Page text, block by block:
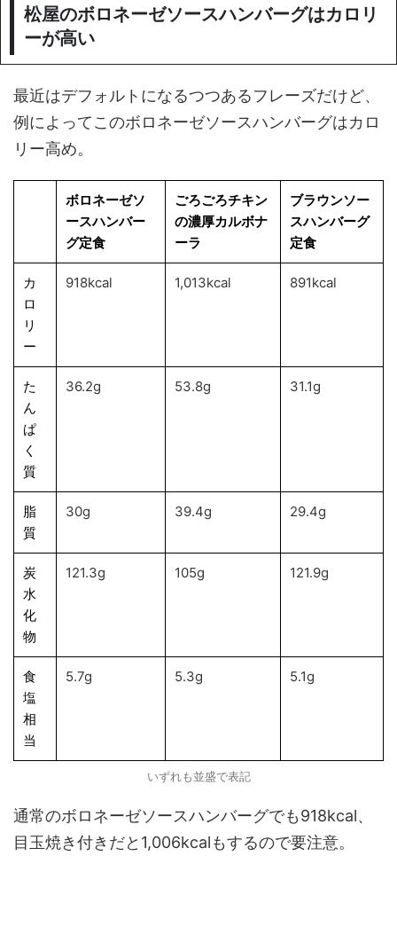
松屋のボロネーゼソースハンバーグはカロリ
ーが高い
最近はデフォルトになるつつあるフレーズだけど、
例によってこのボロネーゼソースハンバーグはカロ
リー高め。
ボロネーゼソ
ースハンバー
グ定食
ごろごろチキン
の濃厚カルボナ
ーラ
ブラウンソー
スハンバーグ
定食
カ
ロ
リ
ー
918kcal 1,013kcal 891kcal
た
ん
ぱ
く
質
36.2g 53.8g 31.1g
脂
質
30g 39.4g 29.4g
炭
水
化
物
121.3g 105g 121.9g
食
塩
相
当
5.7g 5.3g 5.1g
いずれも並盛で表記
通常のボロネーゼソースハンバーグでも918kcal、
目玉焼き付きだと1,006kcalもするので要注意。